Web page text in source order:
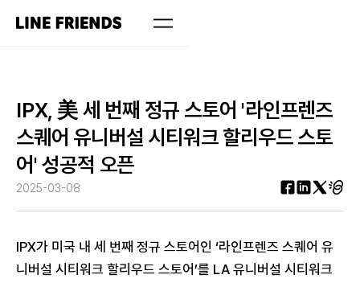
IPX, 美 세 번째 정규 스토어 '라인프렌즈
스퀘어 유니버설 시티워크 할리우드 스토
어' 성공적 오픈
2025-03-08
IPX가 미국 내 세 번째 정규 스토어인 ‘라인프렌즈 스퀘어 유
니버설 시티워크 할리우드 스토어’를 LA 유니버설 시티워크